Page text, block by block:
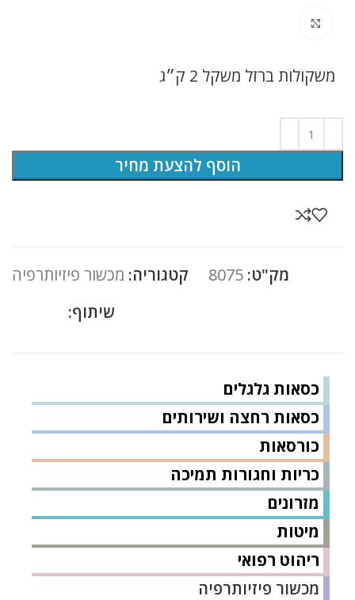
כסאות גלגלים
כסאות רחצה ושירותים
כורסאות
כריות וחגורות תמיכה
מזרונים
מיטות
ריהוט רפואי
מכשור פיזיותרפיה
משקולות ברזל משקל 2 ק״ג
הוסף להצעת מחיר
מק"ט: 8075 קטגוריה: מכשור פיזיותרפיה
שיתוף: